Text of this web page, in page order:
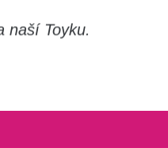
naší Toyku.